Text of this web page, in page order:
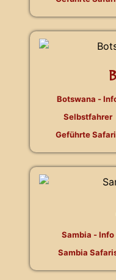
Botswana -
Selbstfahrer
Geführte
Sambia - Info
Sambia